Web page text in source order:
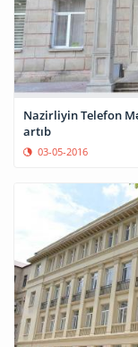
Nazirliyin Telefon
artıb
03-05-2016